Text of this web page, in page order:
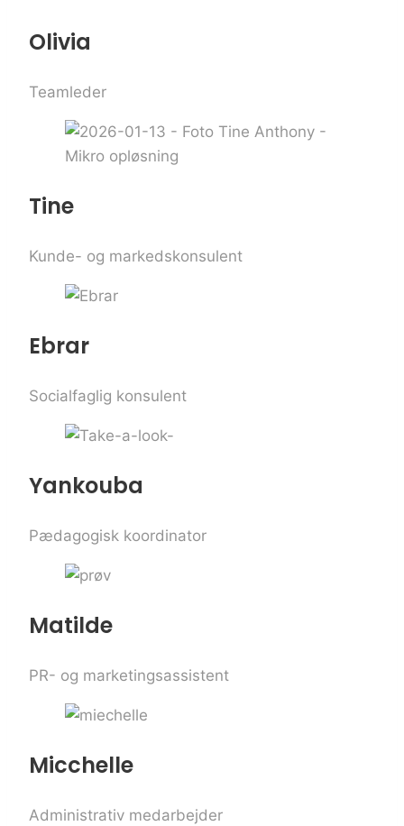
Olivia
Teamleder
Tine
Kunde- og markedskonsulent
Ebrar
Socialfaglig konsulent
Yankouba
Pædagogisk koordinator
Matilde
PR- og marketingsassistent
Micchelle
Administrativ medarbejder